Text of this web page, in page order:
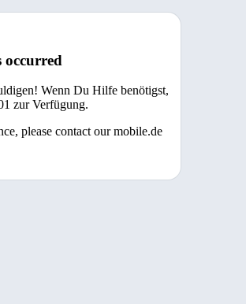
occurred
Wenn Du Hilfe benötigst,
zur Verfügung.
please contact our mobile.de